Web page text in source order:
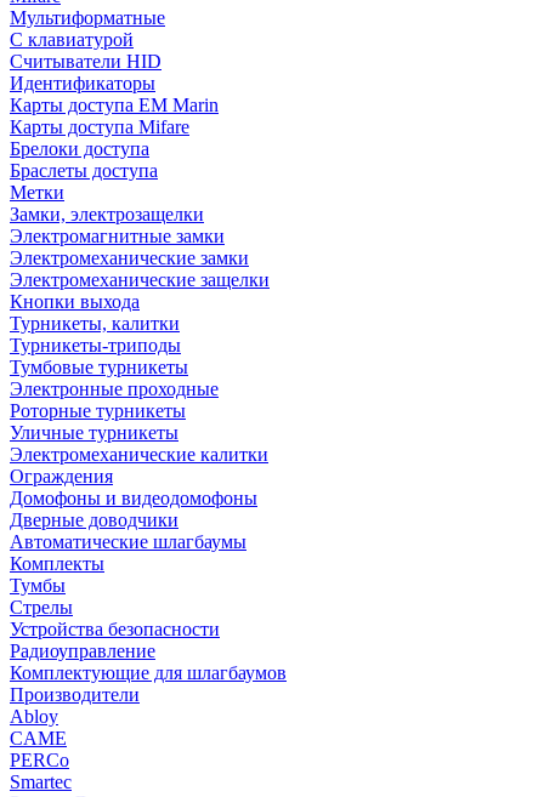
Мультиформатные
С клавиатурой
Считыватели HID
Идентификаторы
Карты доступа EM Marin
Карты доступа Mifare
Брелоки доступа
Браслеты доступа
Метки
Замки, электрозащелки
Электромагнитные замки
Электромеханические замки
Электромеханические защелки
Кнопки выхода
Турникеты, калитки
Турникеты-триподы
Тумбовые турникеты
Электронные проходные
Роторные турникеты
Уличные турникеты
Электромеханические калитки
Ограждения
Домофоны и видеодомофоны
Дверные доводчики
Автоматические шлагбаумы
Комплекты
Тумбы
Стрелы
Устройства безопасности
Радиоуправление
Комплектующие для шлагбаумов
Производители
Abloy
CAME
PERCo
Smartec